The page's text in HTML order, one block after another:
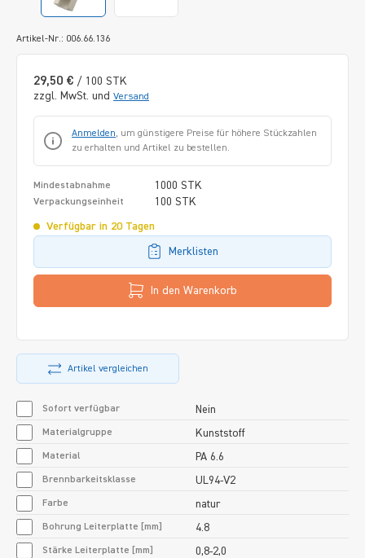
Artikel-Nr.: 006.66.136
29,50 € / 100 STK
zzgl. MwSt. und Versand
Anmelden, um günstigere Preise für höhere Stückzahlen
zu erhalten und Artikel zu bestellen.
Mindestabnahme 1000 STK
Verpackungseinheit 100 STK
Verfügbar in 20 Tagen
Merklisten
In den Warenkorb
Artikel vergleichen
Sofort verfügbar Nein
Materialgruppe Kunststoff
Material PA 6.6
Brennbarkeitsklasse UL94-V2
Farbe natur
Bohrung Leiterplatte [mm] 4.8
Stärke Leiterplatte [mm] 0,8-2,0